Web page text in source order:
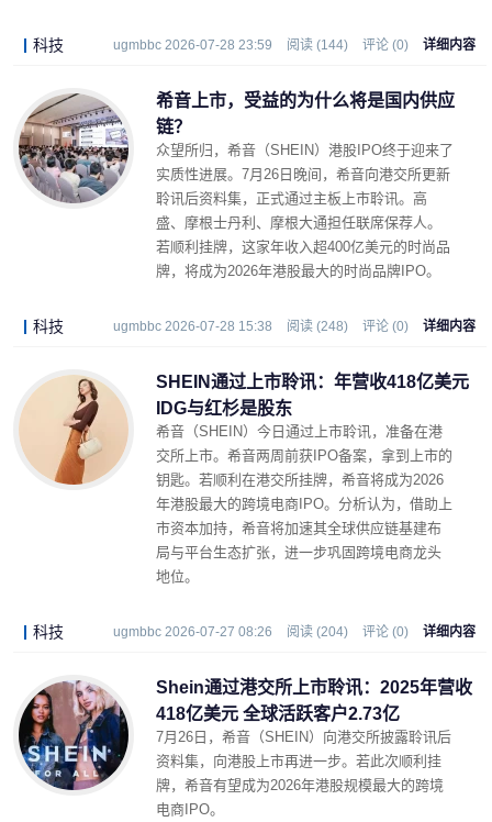
科技 ugmbbc 2026-07-28 23:59 阅读 (144) 评论 (0) 详细内容
希音上市，受益的为什么将是国内供应
链？
众望所归，希音（SHEIN）港股IPO终于迎来了
实质性进展。7月26日晚间，希音向港交所更新
聆讯后资料集，正式通过主板上市聆讯。高
盛、摩根士丹利、摩根大通担任联席保荐人。
若顺利挂牌，这家年收入超400亿美元的时尚品
牌，将成为2026年港股最大的时尚品牌IPO。
科技 ugmbbc 2026-07-28 15:38 阅读 (248) 评论 (0) 详细内容
SHEIN通过上市聆讯：年营收418亿美元
IDG与红杉是股东
希音（SHEIN）今日通过上市聆讯，准备在港
交所上市。希音两周前获IPO备案，拿到上市的
钥匙。若顺利在港交所挂牌，希音将成为2026
年港股最大的跨境电商IPO。分析认为，借助上
市资本加持，希音将加速其全球供应链基建布
局与平台生态扩张，进一步巩固跨境电商龙头
地位。
科技 ugmbbc 2026-07-27 08:26 阅读 (204) 评论 (0) 详细内容
Shein通过港交所上市聆讯：2025年营收
418亿美元 全球活跃客户2.73亿
7月26日，希音（SHEIN）向港交所披露聆讯后
资料集，向港股上市再进一步。若此次顺利挂
牌，希音有望成为2026年港股规模最大的跨境
电商IPO。